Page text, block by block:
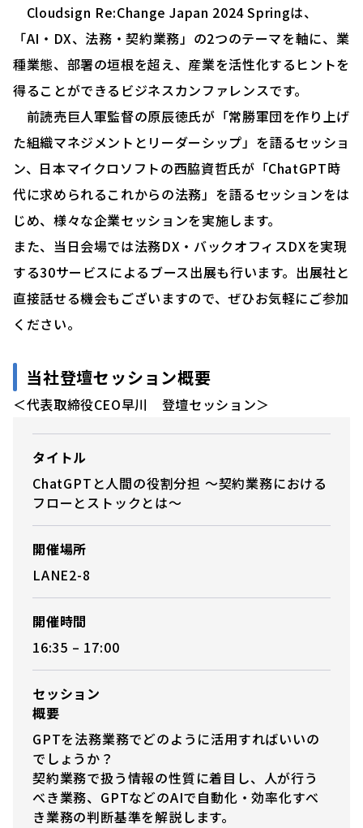
Cloudsign Re:Change Japan 2024 Springは、
「AI・DX、法務・契約業務」の2つのテーマを軸に、業
種業態、部署の垣根を超え、産業を活性化するヒントを
得ることができるビジネスカンファレンスです。
前読売巨人軍監督の原辰徳氏が「常勝軍団を作り上げ
た組織マネジメントとリーダーシップ」を語るセッショ
ン、日本マイクロソフトの西脇資哲氏が「ChatGPT時
代に求められるこれからの法務」を語るセッションをは
じめ、様々な企業セッションを実施します。
また、当日会場では法務DX・バックオフィスDXを実現
する30サービスによるブース出展も行います。出展社と
直接話せる機会もございますので、ぜひお気軽にご参加
ください。
当社登壇セッション概要
＜代表取締役CEO早川 登壇セッション＞
タイトル
ChatGPTと人間の役割分担 〜契約業務における
フローとストックとは〜
開催場所
LANE2-8
開催時間
16:35 – 17:00
セッション
概要
GPTを法務業務でどのように活用すればいいの
でしょうか？
契約業務で扱う情報の性質に着目し、人が行う
べき業務、GPTなどのAIで自動化・効率化すべ
き業務の判断基準を解説します。